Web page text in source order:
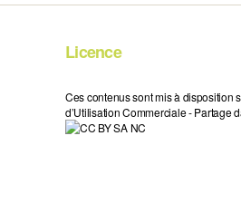
Licence
Ces contenus sont mis à disposition
d’Utilisation Commerciale - Partage